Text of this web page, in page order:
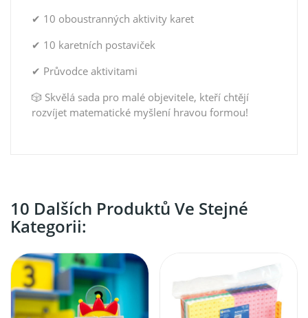
✔ 10 oboustranných aktivity karet
✔ 10 karetních postaviček
✔ Průvodce aktivitami
🎲 Skvělá sada pro malé objevitele, kteří chtějí
rozvíjet matematické myšlení hravou formou!
10 Dalších Produktů Ve Stejné
Kategorii: